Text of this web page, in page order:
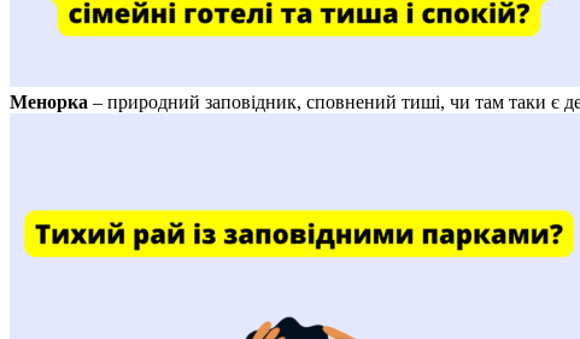
Менорка – природний заповідник, сповнений тиші, чи там таки є